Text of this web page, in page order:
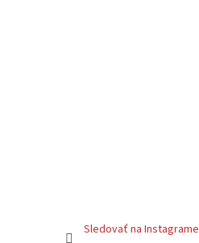
Sledovať na Instagrame